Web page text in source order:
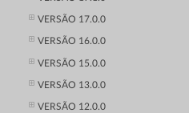
VERSÃO 17.0.0
VERSÃO 16.0.0
VERSÃO 15.0.0
VERSÃO 13.0.0
VERSÃO 12.0.0